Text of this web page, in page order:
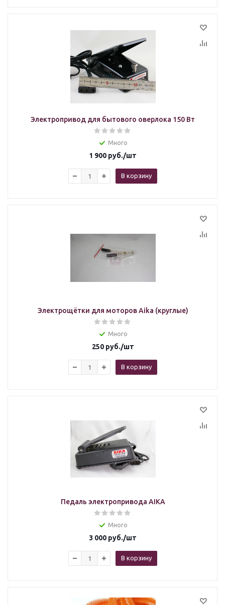
Электропривод для бытового оверлока 150 Вт
Много
1 900 руб./шт
В корзину
Электрощётки для моторов Aika (круглые)
Много
250руб./шт
В корзину
Педаль электропривода AIKA
Много
3 000 руб./шт
В корзину